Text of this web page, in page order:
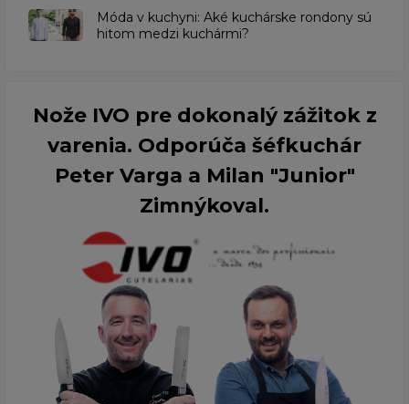
​Móda v kuchyni: Aké kuchárske rondony sú
hitom medzi kuchármi?
Nože IVO pre dokonalý zážitok z
varenia. Odporúča šéfkuchár
Peter Varga a Milan "Junior"
Zimnýkoval.